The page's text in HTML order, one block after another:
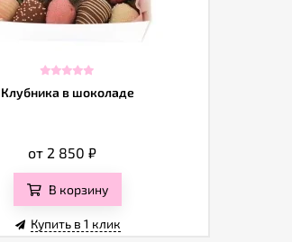
Клубника в шоколаде
от 2 850 ₽
В корзину
Купить в 1 клик